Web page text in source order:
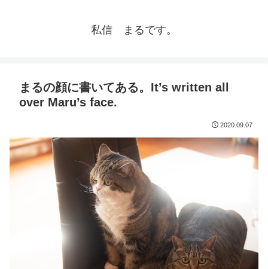
私信 まるです。
まるの顔に書いてある。It’s written all
over Maru’s face.
2020.09.07